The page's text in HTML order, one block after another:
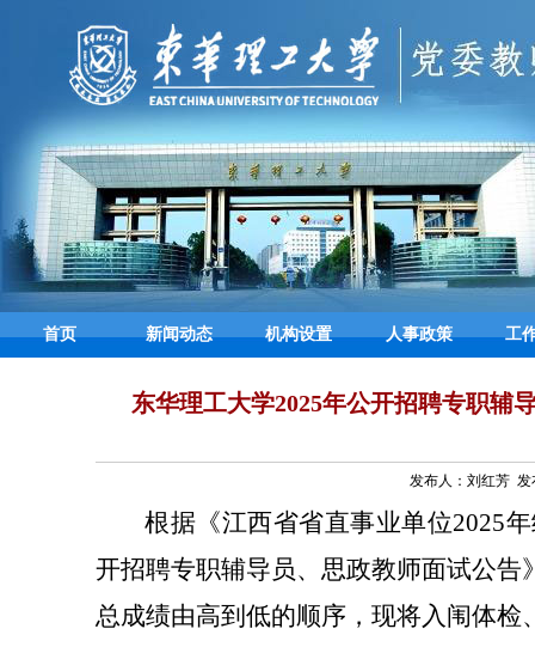
首页 新闻动态 机构设置 人事政策 工
东华理工大学2025年公开招聘专职辅
发布人：刘红芳 发
根据《江西省省直事业单位2025
开招聘专职辅导员、思政教师面试公告
总成绩由高到低的顺序，现将入闱体检